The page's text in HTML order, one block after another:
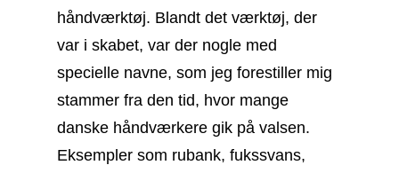
håndværktøj. Blandt det værktøj, der
var i skabet, var der nogle med
specielle navne, som jeg forestiller mig
stammer fra den tid, hvor mange
danske håndværkere gik på valsen.
Eksempler som rubank, fukssvans,